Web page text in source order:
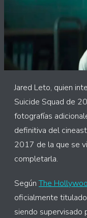
Jared Leto, quien
Suicide Squad de
fotografías
definitiva del
2017 de la que se
completarla.
SegúnThe
oficialmente
siendo supervisado